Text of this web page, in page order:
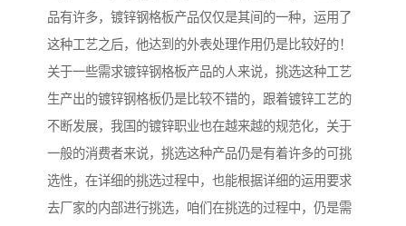
品有许多，镀锌钢格板产品仅仅是其间的一种，运用了
这种工艺之后，他达到的外表处理作用仍是比较好的！
关于一些需求镀锌钢格板产品的人来说，挑选这种工艺
生产出的镀锌钢格板仍是比较不错的，跟着镀锌工艺的
不断发展，我国的镀锌职业也在越来越的规范化，关于
一般的消费者来说，挑选这种产品仍是有着许多的可挑
选性，在详细的挑选过程中，也能根据详细的运用要求
去厂家的内部进行挑选，咱们在挑选的过程中，仍是需